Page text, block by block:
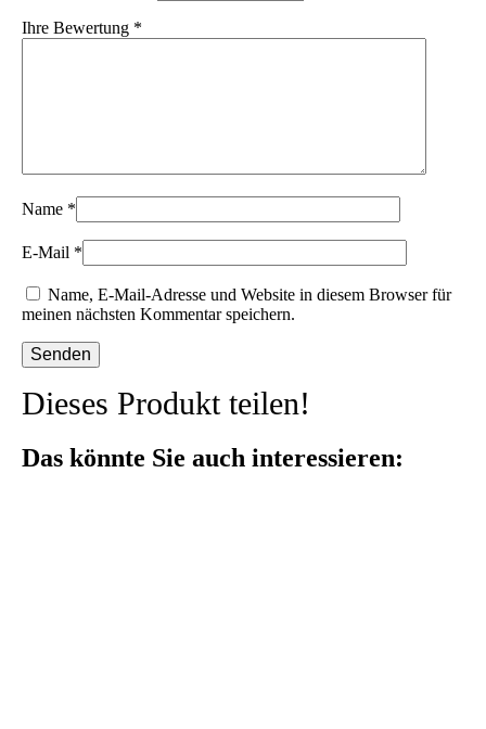
Ihre Bewertung *
Name *
E-Mail *
Name, E-Mail-Adresse und Website in diesem Browser für
meinen nächsten Kommentar speichern.
Dieses Produkt teilen!
Das könnte Sie auch interessieren: